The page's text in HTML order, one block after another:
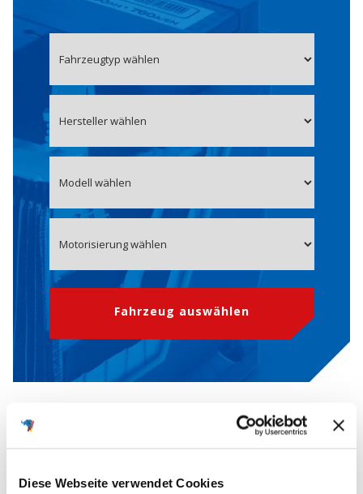
Diese Webseite verwendet Cookies
Fahrzeug auswählen
OE-Nummer 61218381777